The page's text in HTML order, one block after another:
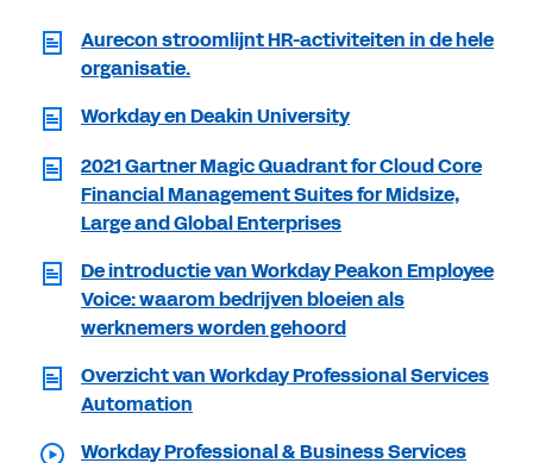
Aurecon stroomlijnt HR-activiteiten in de hele
organisatie.
Workday en Deakin University
2021 Gartner Magic Quadrant for Cloud Core
Financial Management Suites for Midsize,
Large and Global Enterprises
De introductie van Workday Peakon Employee
Voice: waarom bedrijven bloeien als
werknemers worden gehoord
Overzicht van Workday Professional Services
Automation
Workday Professional & Business Services